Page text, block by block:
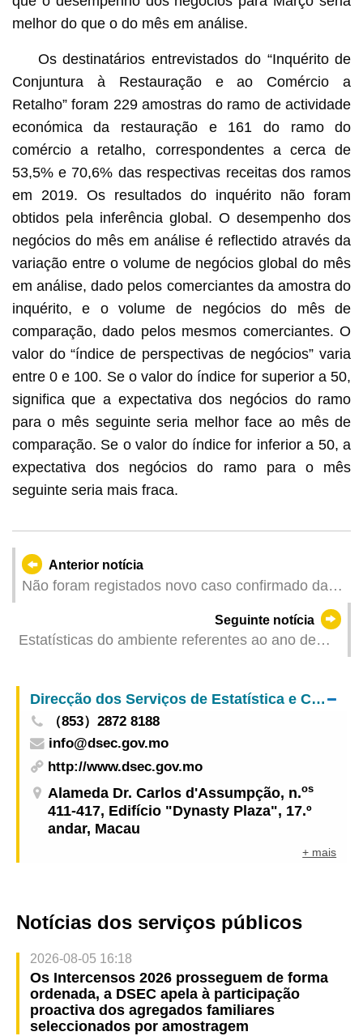
melhor do que o do mês em análise.
Os destinatários entrevistados do “Inquérito de
Conjuntura à Restauração e ao Comércio a
Retalho” foram 229 amostras do ramo de actividade
económica da restauração e 161 do ramo do
comércio a retalho, correspondentes a cerca de
53,5% e 70,6% das respectivas receitas dos ramos
em 2019. Os resultados do inquérito não foram
obtidos pela inferência global. O desempenho dos
negócios do mês em análise é reflectido através da
variação entre o volume de negócios global do mês
em análise, dado pelos comerciantes da amostra do
inquérito, e o volume de negócios do mês de
comparação, dado pelos mesmos comerciantes. O
valor do “índice de perspectivas de negócios” varia
entre 0 e 100. Se o valor do índice for superior a 50,
significa que a expectativa dos negócios do ramo
para o mês seguinte seria melhor face ao mês de
comparação. Se o valor do índice for inferior a 50, a
expectativa dos negócios do ramo para o mês
seguinte seria mais fraca.
Anterior notícia
Não foram registados novo caso confirmado da
COVID-19 e caso morte por infecção por SARS-
Cov-2 em Macau no dia 19 de AbrilSeguinte notícia
Estatísticas do ambiente referentes ao ano de
Direcção dos Serviços de Estatística e Censos
（853）2872 8188
info@dsec.gov.mo
http://www.dsec.gov.mo
Alameda Dr. Carlos d'Assumpção, n.os
411-417, Edifício "Dynasty Plaza", 17.º
andar, Macau
+ mais
Notícias dos serviços públicos
2026-08-05 16:18
Os Intercensos 2026 prosseguem de forma
ordenada, a DSEC apela à participação
proactiva dos agregados familiares
seleccionados por amostragem